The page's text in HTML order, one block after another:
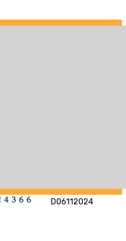
D06112024